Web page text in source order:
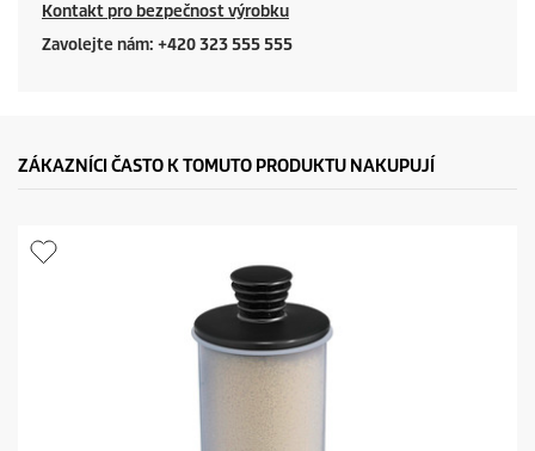
Kontakt pro bezpečnost výrobku
Zavolejte nám: +420 323 555 555
ZÁKAZNÍCI ČASTO K TOMUTO PRODUKTU NAKUPUJÍ